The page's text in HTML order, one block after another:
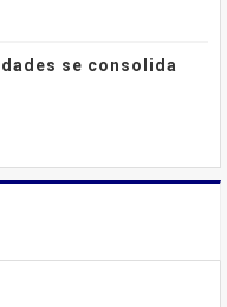
se consolida